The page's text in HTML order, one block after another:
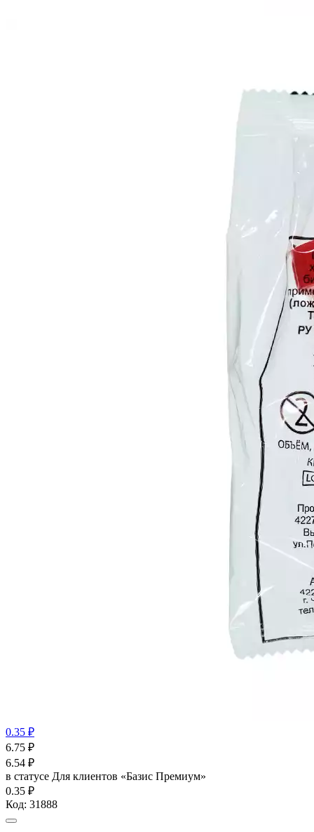
0.35 ₽
6.75 ₽
6.54 ₽
в статусе Для клиентов «Базис Премиум»
0.35 ₽
Код: 31888